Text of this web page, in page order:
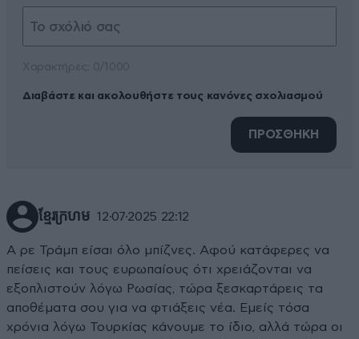
Διαβάστε και ακολουθήστε τους κανόνες σχολιασμού
ΠΡΟΣΘΗΚΗ
ខ្មែរក្រហម 12·07·2025 22:12
Α ρε Τράμπ είσαι όλο μπίζνες. Αφού κατάφερες να
πείσεις και τους ευρωπαίους ότι χρειάζονται να
εξοπλιστούν λόγω Ρωσίας, τώρα ξεσκαρτάρεις τα
αποθέματα σου για να φτιάξεις νέα. Εμείς τόσα
χρόνια λόγω Τουρκίας κάνουμε το ίδιο, αλλά τώρα οι